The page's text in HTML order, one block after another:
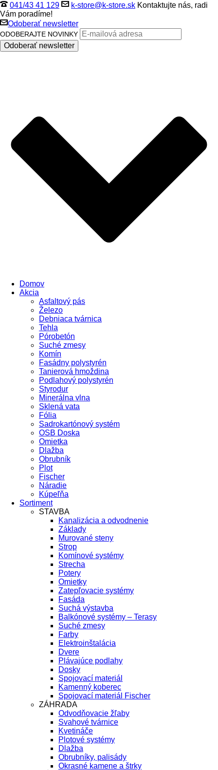
041/43 41 129 k-store@k-store.sk Kontaktujte nás, radi
Vám poradíme!
Odoberať newsletter
ODOBERAJTE NOVINKY
Domov
Akcia
Asfaltový pás
Železo
Debniaca tvárnica
Tehla
Pórobetón
Suché zmesy
Komín
Fasádny polystyrén
Tanierová hmoždina
Podlahový polystyrén
Styrodur
Minerálna vlna
Sklená vata
Fólia
Sadrokartónový systém
OSB Doska
Omietka
Dlažba
Obrubník
Plot
Fischer
Náradie
Kúpeľňa
Sortiment
STAVBA
Kanalizácia a odvodnenie
Základy
Murované steny
Strop
Komínové systémy
Strecha
Potery
Omietky
Zatepľovacie systémy
Fasáda
Suchá výstavba
Balkónové systémy – Terasy
Suché zmesy
Farby
Elektroinštalácia
Dvere
Plávajúce podlahy
Dosky
Spojovací materiál
Kamenný koberec
Spojovací materiál Fischer
ZÁHRADA
Odvodňovacie žľaby
Svahové tvárnice
Kvetináče
Plotové systémy
Dlažba
Obrubníky, palisády
Okrasné kamene a štrky